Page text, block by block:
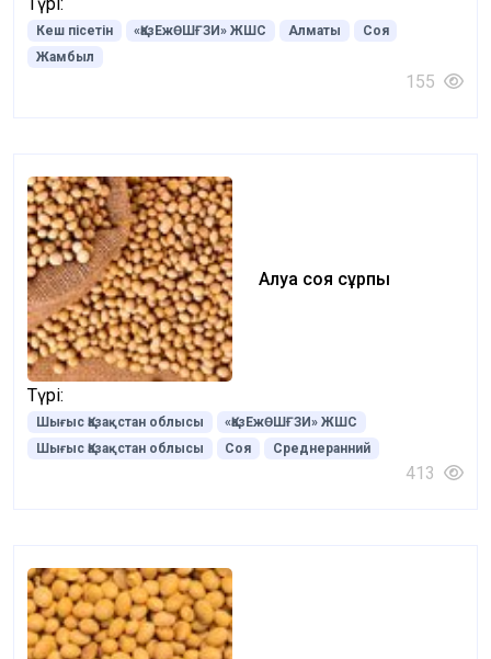
Кеш пісетін «ҚазЕжӨШҒЗИ» ЖШС Алматы
Соя
Жамбыл
155
Алуа соя сұрпы
Түрі:
Шығыс Қазақстан облысы
«ҚазЕжӨШҒЗИ» ЖШС
Шығыс Қазақстан облысы
Соя Среднеранний
413